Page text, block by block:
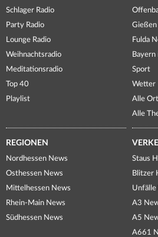
Schlager Radio
Party Radio
Lounge Radio
Weihnachtsradio
Meditationsradio
Top 40
Playlist
Gießen
Fulda
Bayern
Sport
Wetter
Alle
Alle
REGIONEN
Nordhessen News
Osthessen News
Mittelhessen News
Rhein-Main News
Südhessen News
Staus
Blitzer
Unfälle
A3
A5
A661